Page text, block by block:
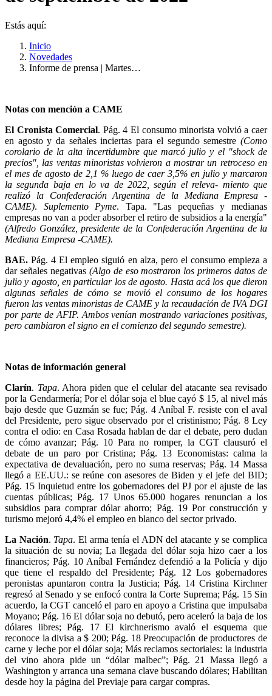
Estás aquí:
Inicio
Novedades
Informe de prensa | Martes…
Notas con mención a CAME
El Cronista Comercial. Pág. 4 El consumo minorista volvió a caer
en agosto y da señales inciertas para el segundo semestre (Como
corolario de la alta incertidumbre que marcó julio y el "shock de
precios", las ventas minoristas volvieron a mostrar un retroceso en
el mes de agosto de 2,1 % luego de caer 3,5% en julio y marcaron
la segunda baja en lo va de 2022, según el releva- miento que
realizó la Confederación Argentina de la Mediana Empresa -
CAME). Suplemento Pyme. Tapa. "Las pequeñas y medianas
empresas no van a poder absorber el retiro de subsidios a la energía"
(Alfredo González, presidente de la Confederación Argentina de la
Mediana Empresa -CAME).
BAE. Pág. 4 El empleo siguió en alza, pero el consumo empieza a
dar señales negativas (Algo de eso mostraron los primeros datos de
julio y agosto, en particular los de agosto. Hasta acá los que dieron
algunas señales de cómo se movió el consumo de los hogares
fueron las ventas minoristas de CAME y la recaudación de IVA DGI
por parte de AFIP. Ambos venían mostrando variaciones positivas,
pero cambiaron el signo en el comienzo del segundo semestre).
Notas de información general
Clarín. Tapa. Ahora piden que el celular del atacante sea revisado
por la Gendarmería; Por el dólar soja el blue cayó $ 15, al nivel más
bajo desde que Guzmán se fue; Pág. 4 Aníbal F. resiste con el aval
del Presidente, pero sigue observado por el cristinismo; Pág. 8 Ley
contra el odio: en Casa Rosada hablan de dar el debate, pero dudan
de cómo avanzar; Pág. 10 Para no romper, la CGT clausuró el
debate de un paro por Cristina; Pág. 13 Economistas: calma la
expectativa de devaluación, pero no suma reservas; Pág. 14 Massa
llegó a EE.UU.: se reúne con asesores de Biden y el jefe del BID;
Pág. 15 Inquietud entre los gobernadores del PJ por el ajuste de las
cuentas públicas; Pág. 17 Unos 65.000 hogares renuncian a los
subsidios para comprar dólar ahorro; Pág. 19 Por construcción y
turismo mejoró 4,4% el empleo en blanco del sector privado.
La Nación. Tapa. El arma tenía el ADN del atacante y se complica
la situación de su novia; La llegada del dólar soja hizo caer a los
financieros; Pág. 10 Aníbal Fernández defendió a la Policía y dijo
que tiene el respaldo del Presidente; Pág. 12 Los gobernadores
peronistas apuntaron contra la Justicia; Pág. 14 Cristina Kirchner
regresó al Senado y se enfocó contra la Corte Suprema; Pág. 15 Sin
acuerdo, la CGT canceló el paro en apoyo a Cristina que impulsaba
Moyano; Pág. 16 El dólar soja no debutó, pero aceleró la baja de los
dólares libres; Pág. 17 El kirchnerismo avaló el esquema que
reconoce la divisa a $ 200; Pág. 18 Preocupación de productores de
carne y leche por el dólar soja; Más reclamos sectoriales: la industria
del vino ahora pide un “dólar malbec”; Pág. 21 Massa llegó a
Washington y arranca una semana clave buscando dólares; Habilitan
desde hoy la página del Previaje para cargar compras.